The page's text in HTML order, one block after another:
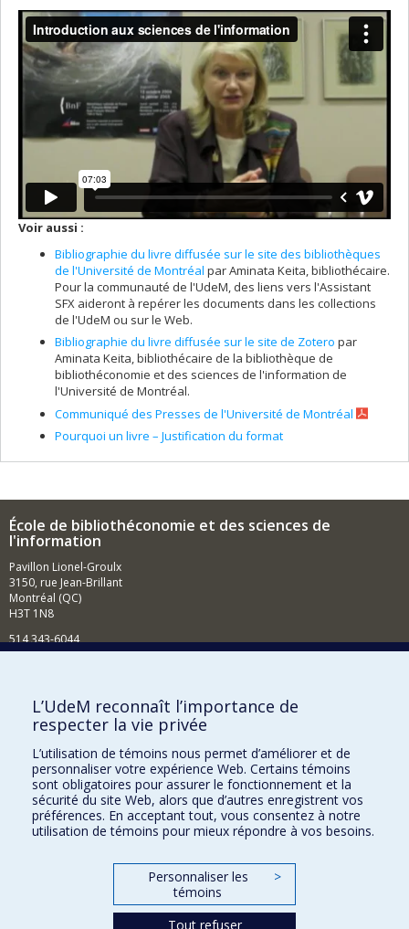
Voir aussi :
Bibliographie du livre diffusée sur le site des bibliothèques
de l'Université de Montréal par Aminata Keita, bibliothécaire.
Pour la communauté de l'UdeM, des liens vers l'Assistant
SFX aideront à repérer les documents dans les collections
de l'UdeM ou sur le Web.
Bibliographie du livre diffusée sur le site de Zotero par
Aminata Keita, bibliothécaire de la bibliothèque de
bibliothéconomie et des sciences de l'information de
l'Université de Montréal.
Communiqué des Presses de l'Université de Montréal
Pourquoi un livre – Justification du format
École de bibliothéconomie et des sciences de
l'information
Pavillon Lionel-Groulx
3150, rue Jean-Brillant
Montréal (QC)
H3T 1N8
514 343-6044
Comment soutenir l'École?
BESOIN D'AIDE?
Plan du site
Signaler une erreur
Accessibilité
FACULTÉ DES ARTS ET DES SCIENCES
Nos départements et écoles
L’UdeM reconnaît l’importance de
respecter la vie privée
L’utilisation de témoins nous permet d’améliorer et de
personnaliser votre expérience Web. Certains témoins
sont obligatoires pour assurer le fonctionnement et la
sécurité du site Web, alors que d’autres enregistrent vos
préférences. En acceptant tout, vous consentez à notre
utilisation de témoins pour mieux répondre à vos besoins.
Personnaliser les
témoins
>
Tout refuser